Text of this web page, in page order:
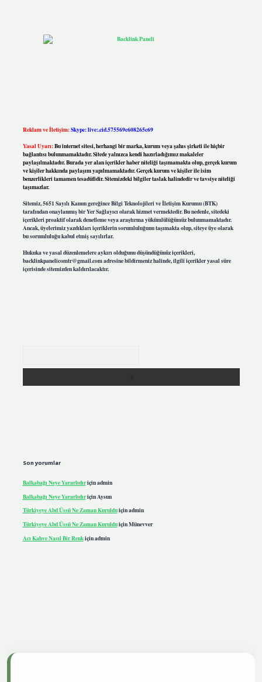
Reklam ve İletişim:Skype: live:.cid.575569c608265c69
Yasal Uyarı:Bu internet sitesi, herhangi bir marka, kurum veya şahıs şirketi ile hiçbir
bağlantısı bulunmamaktadır. Sitede yalnızca kendi hazırladığımız makaleler
paylaşılmaktadır. Burada yer alan içerikler haber niteliği taşımamakta olup, gerçek kurum
ve kişiler hakkında paylaşım yapılmamaktadır. Gerçek kurum ve kişiler ile isim
benzerlikleri tamamen tesadüfidir. Sitemizdeki bilgiler taslak halindedir ve tavsiye niteliği
taşımazlar.
Sitemiz, 5651 Sayılı Kanun gereğince Bilgi Teknolojileri ve İletişim Kurumu (BTK)
tarafından onaylanmış bir Yer Sağlayıcı olarak hizmet vermektedir. Bu nedenle, sitedeki
içerikleri proaktif olarak denetleme veya araştırma yükümlülüğümüz bulunmamaktadır.
Ancak, üyelerimiz yazdıkları içeriklerin sorumluluğunu taşımakta olup, siteye üye olarak
bu sorumluluğu kabul etmiş sayılırlar.
Hukuka ve yasal düzenlemelere aykırı olduğunu düşündüğünüz içerikleri,
backlinkpanelicomtr@gmail.comadresine bildirmeniz halinde, ilgili içerikler yasal süre
içerisinde sitemizden kaldırılacaktır.
Son yorumlar
Balkabağı Neye Yararlıdıriçinadmin
Balkabağı Neye Yararlıdıriçin Aysun
Türkiyeye Abd Üssü Ne Zaman Kurulduiçinadmin
Türkiyeye Abd Üssü Ne Zaman KurulduiçinMünevver
Acı Kahve Nasıl Bir Renkiçinadmin